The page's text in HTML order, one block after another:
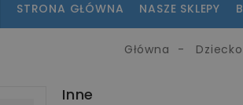
STRONA GŁÓWNA NASZE SKLEPY
Główna Dziecko
Inne